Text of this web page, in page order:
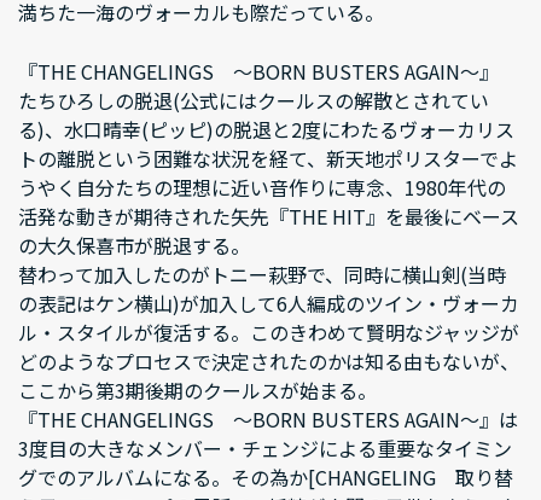
満ちた一海のヴォーカルも際だっている。
『THE CHANGELINGS ～BORN BUSTERS AGAIN～』
たちひろしの脱退(公式にはクールスの解散とされてい
る)、水口晴幸(ピッピ)の脱退と2度にわたるヴォーカリス
トの離脱という困難な状況を経て、新天地ポリスターでよ
うやく自分たちの理想に近い音作りに専念、1980年代の
活発な動きが期待された矢先『THE HIT』を最後にベース
の大久保喜市が脱退する。
替わって加入したのがトニー萩野で、同時に横山剣(当時
の表記はケン横山)が加入して6人編成のツイン・ヴォーカ
ル・スタイルが復活する。このきわめて賢明なジャッジが
どのようなプロセスで決定されたのかは知る由もないが、
ここから第3期後期のクールスが始まる。
『THE CHANGELINGS ～BORN BUSTERS AGAIN～』は
3度目の大きなメンバー・チェンジによる重要なタイミン
グでのアルバムになる。その為か[CHANGELING 取り替